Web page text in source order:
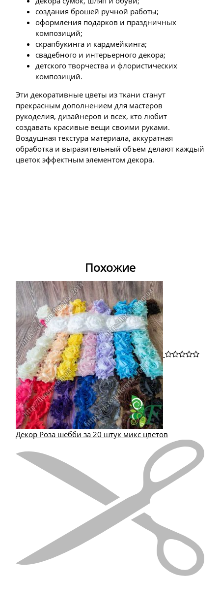
создания брошей ручной работы;
оформления подарков и праздничных
композиций;
скрапбукинга и кардмейкинга;
свадебного и интерьерного декора;
детского творчества и флористических
композиций.
Эти декоративные цветы из ткани станут
прекрасным дополнением для мастеров
рукоделия, дизайнеров и всех, кто любит
создавать красивые вещи своими руками.
Воздушная текстура материала, аккуратная
обработка и выразительный объём делают каждый
цветок эффектным элементом декора.
Похожие
Декор Роза шебби за 20 штук микс цветов